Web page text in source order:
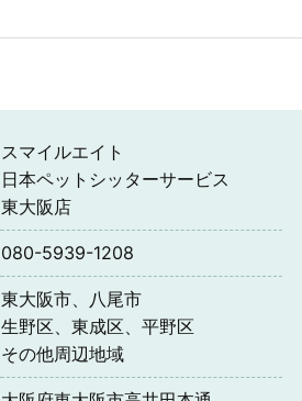
スマイルエイト
日本ペットシッターサービス
東大阪店
080-5939-1208
東大阪市、八尾市
生野区、東成区、平野区
その他周辺地域